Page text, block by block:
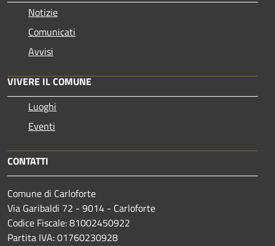
Notizie
Comunicati
Avvisi
VIVERE IL COMUNE
Luoghi
Eventi
CONTATTI
Comune di Carloforte
Via Garibaldi 72 - 9014 - Carloforte
Codice Fiscale: 81002450922
Partita IVA: 01760230928